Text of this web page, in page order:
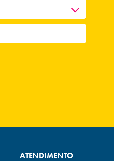
ATENDIMENTO